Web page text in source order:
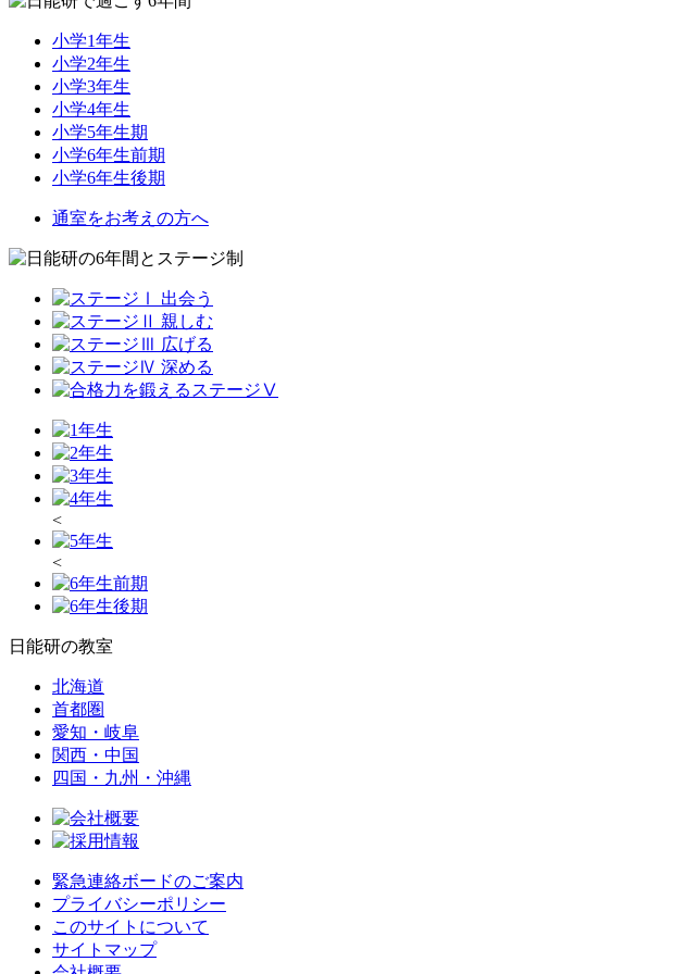
小学1年生
小学2年生
小学3年生
小学4年生
小学5年生期
小学6年生前期
小学6年生後期
通室をお考えの方へ
<
<
日能研の教室
北海道
首都圏
愛知・岐阜
関西・中国
四国・九州・沖縄
緊急連絡ボードのご案内
プライバシーポリシー
このサイトについて
サイトマップ